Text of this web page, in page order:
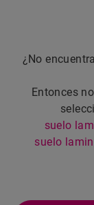
¿No
Entonces
suelo
suelo